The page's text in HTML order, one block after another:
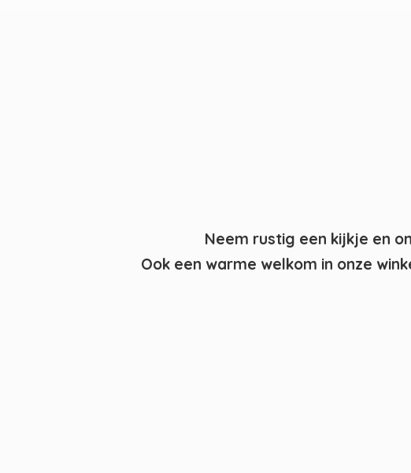
Neem rustig een kijkje en
Ook een warme welkom in onze